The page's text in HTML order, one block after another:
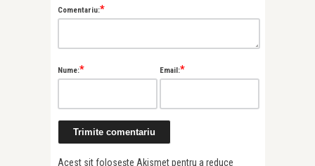
Comentariu:*
Nume:* Email:*
Acest sit folosește Akismet pentru a reduce